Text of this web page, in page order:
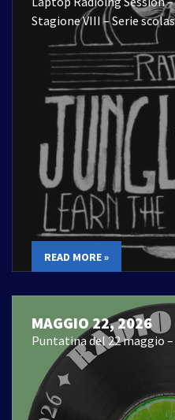
Stagione VIII – Serie
READ MORE »
MAGGIO 22, 2026
Puntatina del 22 maggio